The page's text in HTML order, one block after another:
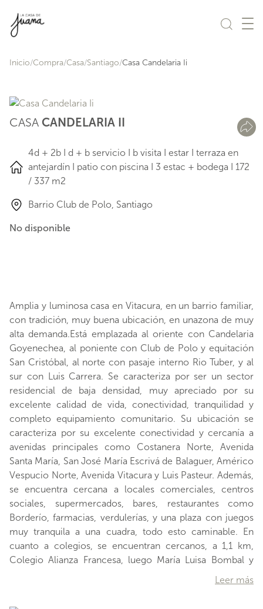
Inicio Compra Casa Santiago Casa Candelaria Ii
CASA CANDELARIA II
4d + 2b I d + b servicio I b visita I estar I terraza en
antejardín I patio con piscina I 3 estac + bodega I 172
/ 337 m2
Barrio Club de Polo, Santiago
No disponible
Amplia y luminosa casa en Vitacura, en un barrio familiar,
con tradición, muy buena ubicación, en unazona de muy
alta demanda.Está emplazada al oriente con Candelaria
Goyenechea, al poniente con Club de Polo y equitación
San Cristóbal, al norte con pasaje interno Rio Tuber, y al
sur con Luis Carrera. Se caracteriza por ser un sector
residencial de baja densidad, muy apreciado por su
excelente calidad de vida, conectividad, tranquilidad y
completo equipamiento comunitario. Su ubicación se
caracteriza por su excelente conectividad y cercanía a
avenidas principales como Costanera Norte, Avenida
Santa María, San José María Escrivá de Balaguer, Américo
Vespucio Norte, Avenida Vitacura y Luis Pasteur. Además,
se encuentra cercana a locales comerciales, centros
sociales, supermercados, bares, restaurantes como
Borderío, farmacias, verdulerías, y una plaza con juegos
muy tranquila a una cuadra, todo esto caminable. En
cuanto a colegios, se encuentran cercanos, a 1,1 km,
Colegio Alianza Francesa, luego María Luisa Bombal y
Bradford School. Entrando a esta casa del año 1970,
accedemos por la entradanorponiente, por medio de un
Leer más